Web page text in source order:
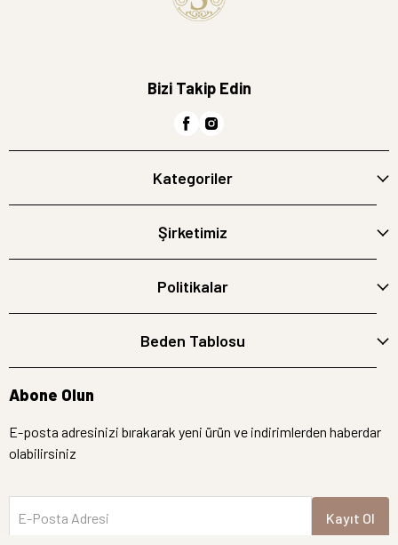
Bizi Takip Edin
Kategoriler
Şirketimiz
Politikalar
Beden Tablosu
Abone Olun
E-posta adresinizi bırakarak yeni ürün ve indirimlerden haberdar
olabilirsiniz
E-Posta Adresi Kayıt Ol